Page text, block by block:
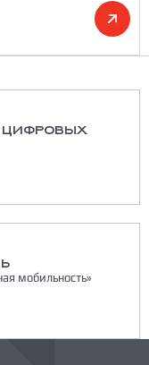
ЦИФРОВЫХ
мобильность»